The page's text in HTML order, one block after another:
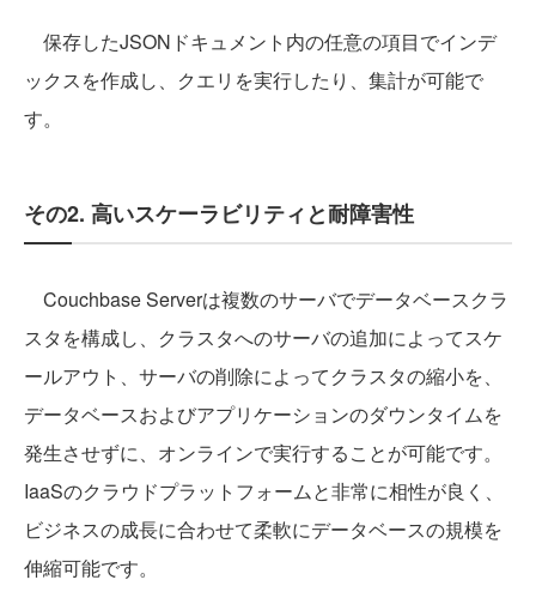
保存したJSONドキュメント内の任意の項目でインデ
ックスを作成し、クエリを実行したり、集計が可能で
す。
その2. 高いスケーラビリティと耐障害性
Couchbase Serverは複数のサーバでデータベースクラ
スタを構成し、クラスタへのサーバの追加によってスケ
ールアウト、サーバの削除によってクラスタの縮小を、
データベースおよびアプリケーションのダウンタイムを
発生させずに、オンラインで実行することが可能です。
IaaSのクラウドプラットフォームと非常に相性が良く、
ビジネスの成長に合わせて柔軟にデータベースの規模を
伸縮可能です。